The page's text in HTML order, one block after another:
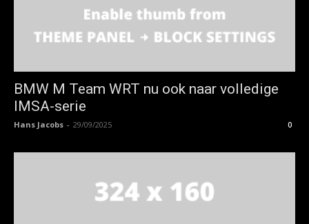
BMW M Team WRT nu ook naar volledige
IMSA-serie
Hans Jacobs - 29/09/2025 0